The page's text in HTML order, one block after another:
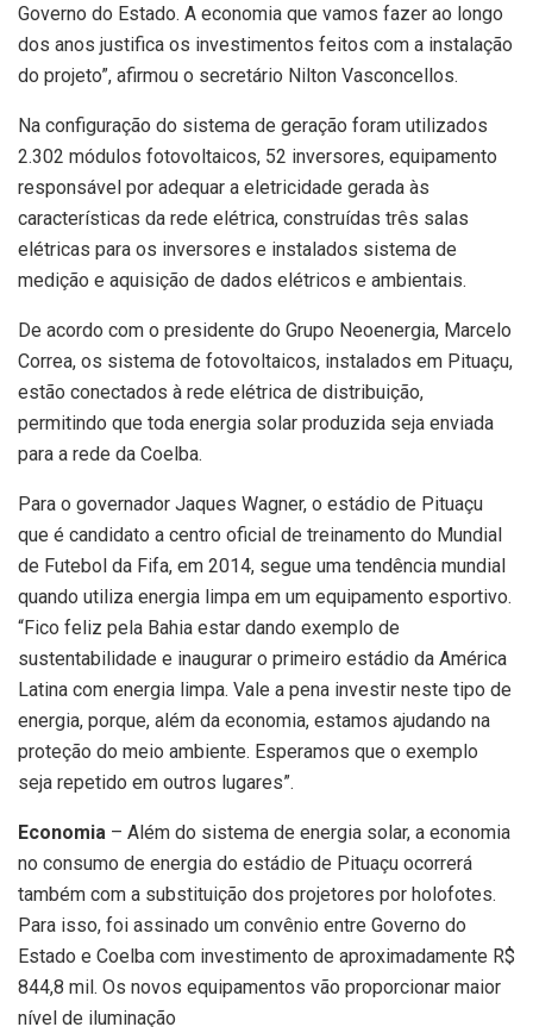
Governo do Estado. A economia que vamos fazer ao longo
dos anos justifica os investimentos feitos com a instalação
do projeto”, afirmou o secretário Nilton Vasconcellos.
Na configuração do sistema de geração foram utilizados
2.302 módulos fotovoltaicos, 52 inversores, equipamento
responsável por adequar a eletricidade gerada às
características da rede elétrica, construídas três salas
elétricas para os inversores e instalados sistema de
medição e aquisição de dados elétricos e ambientais.
De acordo com o presidente do Grupo Neoenergia, Marcelo
Correa, os sistema de fotovoltaicos, instalados em Pituaçu,
estão conectados à rede elétrica de distribuição,
permitindo que toda energia solar produzida seja enviada
para a rede da Coelba.
Para o governador Jaques Wagner, o estádio de Pituaçu
que é candidato a centro oficial de treinamento do Mundial
de Futebol da Fifa, em 2014, segue uma tendência mundial
quando utiliza energia limpa em um equipamento esportivo.
“Fico feliz pela Bahia estar dando exemplo de
sustentabilidade e inaugurar o primeiro estádio da América
Latina com energia limpa. Vale a pena investir neste tipo de
energia, porque, além da economia, estamos ajudando na
proteção do meio ambiente. Esperamos que o exemplo
seja repetido em outros lugares”.
Economia – Além do sistema de energia solar, a economia
no consumo de energia do estádio de Pituaçu ocorrerá
também com a substituição dos projetores por holofotes.
Para isso, foi assinado um convênio entre Governo do
Estado e Coelba com investimento de aproximadamente R$
844,8 mil. Os novos equipamentos vão proporcionar maior
nível de iluminação